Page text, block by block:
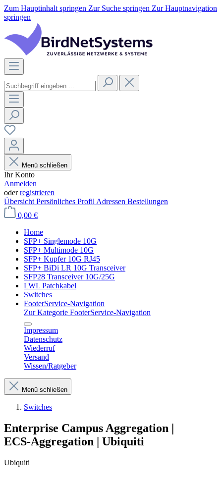
Zum Hauptinhalt springen Zur Suche springen Zur Hauptnavigation
springen
Menü schließen
Ihr Konto
Anmelden
oderregistrieren
Übersicht Persönliches Profil Adressen Bestellungen
0,00 €
Home
SFP+ Singlemode 10G
SFP+ Multimode 10G
SFP+ Kupfer 10G RJ45
SFP+ BiDi LR 10G Transceiver
SFP28 Transceiver 10G/25G
LWL Patchkabel
Switches
FooterService-Navigation
Zur Kategorie FooterService-Navigation
Impressum
Datenschutz
Wiederruf
Versand
Wissen/Ratgeber
Menü schließen
Switches
Enterprise Campus Aggregation |
ECS‑Aggregation | Ubiquiti
Ubiquiti